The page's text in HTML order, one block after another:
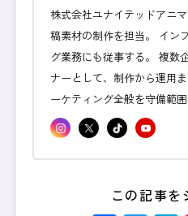
株式会社ユナイテッドアニ
稿素材の制作を担当。 イン
グ業務にも従事する。 複数
ナーとして、制作から運用
ーケティング全般を守備範囲
この記事を